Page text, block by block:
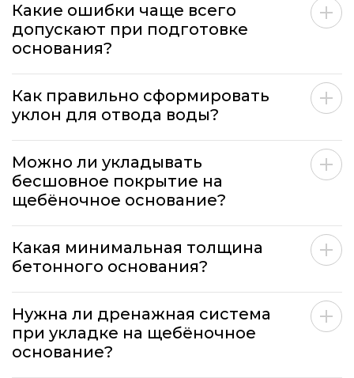
Какие ошибки чаще всего
допускают при подготовке
основания?
Как правильно сформировать
уклон для отвода воды?
Можно ли укладывать
бесшовное покрытие на
щебёночное основание?
Какая минимальная толщина
бетонного основания?
Нужна ли дренажная система
при укладке на щебёночное
основание?